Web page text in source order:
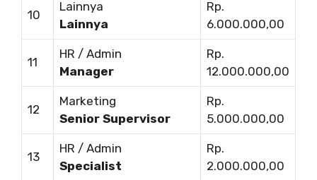
10
Lainnya
Lainnya
Rp.
6.000.000,00
11
HR / Admin
Manager
Rp.
12.000.000,00
12
Marketing
Senior Supervisor
Rp.
5.000.000,00
13
HR / Admin
Specialist
Rp.
2.000.000,00